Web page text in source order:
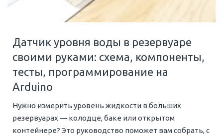
Датчик уровня воды в резервуаре
своими руками: схема, компоненты,
тесты, программирование на
Arduino
Нужно измерить уровень жидкости в больших
резервуарах — колодце, баке или открытом
контейнере? Это руководство поможет вам собрать, с